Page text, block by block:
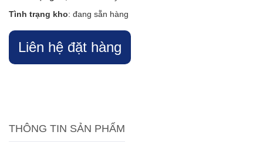
Tình trạng kho: đang sẵn hàng
Liên hệ đặt hàng
THÔNG TIN SẢN PHẨM